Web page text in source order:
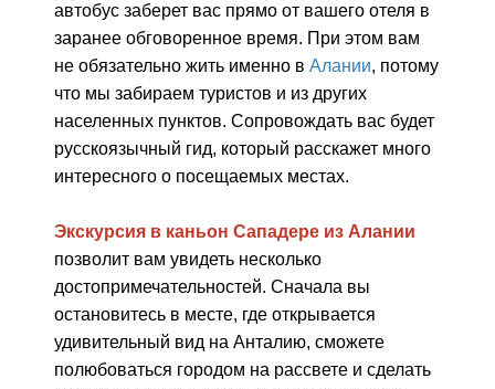
автобус заберет вас прямо от вашего отеля в
заранее обговоренное время. При этом вам
не обязательно жить именно в Алании, потому
что мы забираем туристов и из других
населенных пунктов. Сопровождать вас будет
русскоязычный гид, который расскажет много
интересного о посещаемых местах.
Экскурсия в каньон Сападере из Алании
позволит вам увидеть несколько
достопримечательностей. Сначала вы
остановитесь в месте, где открывается
удивительный вид на Анталию, сможете
полюбоваться городом на рассвете и сделать